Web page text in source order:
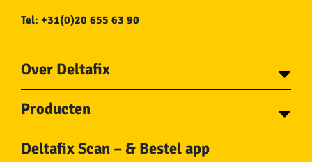
Tel: +31(0)20 655 63 90
Over Deltafix
Voor gemeentes
Over Deltafix
Producten
Schroeven
Ketting en Toebehoren
Deltafix Scan – & Bestel app